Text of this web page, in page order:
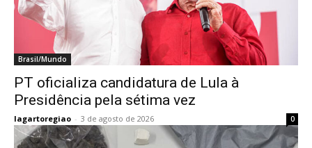
Brasil/Mundo
PT oficializa candidatura de Lula à
Presidência pela sétima vez
lagartoregiao - 3 de agosto de 2026 0